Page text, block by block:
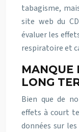
tabagisme,
site web du
évaluer les
respiratoire et
MANQUE
LONG
Bien que de
effets à court
données sur